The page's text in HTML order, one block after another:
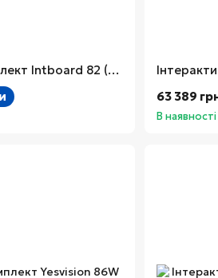
Інтерактивний комплект Intboard 82 (Тип 1)
63 389
В наявності